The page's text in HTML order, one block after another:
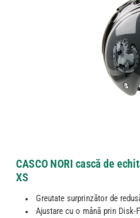
CASCO NORI cască de
XS
Greutate surprinzător de
Ajustare cu o mână prin Disk-